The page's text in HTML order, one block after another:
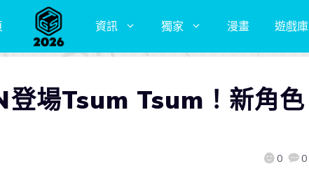
資訊 獨家 漫畫 遊戲庫
登場Tsum Tsum！新角色
0 0